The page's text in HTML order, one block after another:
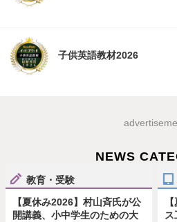
子供英語教材2026
NEWS
教育・受験
【夏休み2026】村山斉氏が公
開講義、小中学生のための大
ス